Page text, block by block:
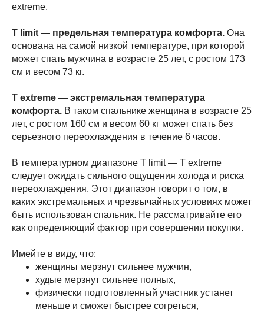
extreme.
T limit — предельная температура комфорта. Она
основана на самой низкой температуре, при которой
может спать мужчина в возрасте 25 лет, с ростом 173
см и весом 73 кг.
Т extreme — экстремальная температура
комфорта. В таком спальнике женщина в возрасте 25
лет, с ростом 160 см и весом 60 кг может спать без
серьезного переохлаждения в течение 6 часов.
В температурном диапазоне T limit — T extreme
следует ожидать сильного ощущения холода и риска
переохлаждения. Этот диапазон говорит о том, в
каких экстремальных и чрезвычайных условиях может
быть использован спальник. Не рассматривайте его
как определяющий фактор при совершении покупки.
Имейте в виду, что:
женщины мерзнут сильнее мужчин,
худые мерзнут сильнее полных,
физически подготовленный участник устанет
меньше и сможет быстрее согреться,